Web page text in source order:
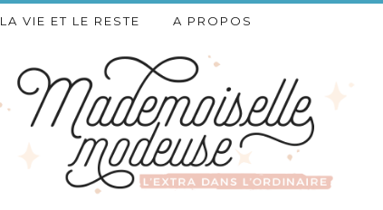
LA VIE ET LE RESTE A PROPOS